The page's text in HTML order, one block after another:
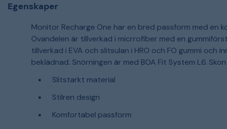
Egenskaper
Monitor Recharge One har en bred passform med en
Ovandelen är tillverkad i micrrofiber med en
tillverkad i EVA och slitsulan i HRO och FO gummi och
beklädnad. Snörningen är med BOA Fit System L6.
Slitstarkt material
Stilren design
Komfortabel passform